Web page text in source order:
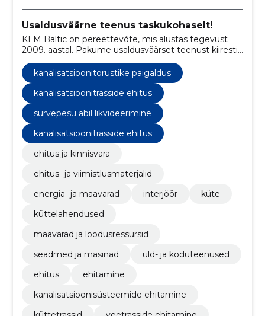
Usaldusväärne teenus taskukohaselt!
KLM Baltic on pereettevõte, mis alustas tegevust
2009. aastal. Pakume usaldusväärset teenust kiiresti
ja mõistliku hinnaga. Meie peamiseks tegevusalaks
on kütte-, vee- ja kanalisatsiooni sise- ja välistrasside
ehitamine ning erinevate kanalisatsiooni- ja
reoveelahenduste rajamine.
kanalisatsioonitorustike paigaldus
kanalisatsioonitrasside ehitus
survepesu abil likvideerimine
kanalisatsioonitrasside ehitus
ehitus ja kinnisvara
ehitus- ja viimistlusmaterjalid
energia- ja maavarad
interjöör
küte
küttelahendused
maavarad ja loodusressursid
seadmed ja masinad
üld- ja koduteenused
ehitus
ehitamine
kanalisatsioonisüsteemide ehitamine